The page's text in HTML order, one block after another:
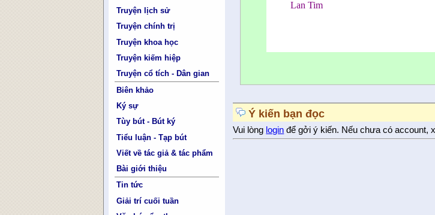
Truyện lịch sử
Truyện chính trị
Truyện khoa học
Truyện kiếm hiệp
Truyện cổ tích - Dân gian
Biên khảo
Ký sự
Tùy bút - Bút ký
Tiểu luận - Tạp bút
Viết về tác giả & tác phẩm
Bài giới thiệu
Tin tức
Giải trí cuối tuần
Lan Tim
Ý kiến bạn đọc
Vui lòng login để gởi ý kiến. Nếu chưa có account,